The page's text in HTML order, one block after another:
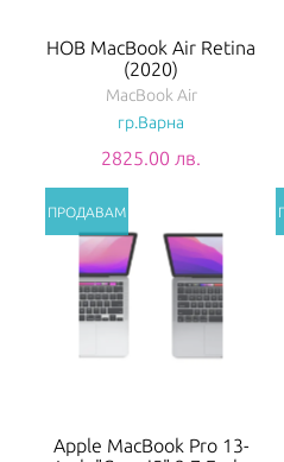
НОВ MacBook Air Retina
(2020)
MacBook Air
гр.Варна
2825.00 лв.
Apple MacBook Pro 13-